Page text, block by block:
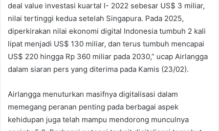
deal value investasi kuartal I- 2022 sebesar US$ 3 miliar,
nilai tertinggi kedua setelah Singapura. Pada 2025,
diperkirakan nilai ekonomi digital Indonesia tumbuh 2 kali
lipat menjadi US$ 130 miliar, dan terus tumbuh mencapai
US$ 220 hingga Rp 360 miliar pada 2030,” ucap Airlangga
dalam siaran pers yang diterima pada Kamis (23/02).
Airlangga menuturkan masifnya digitalisasi dalam
memegang peranan penting pada berbagai aspek
kehidupan juga telah mampu mendorong munculnya